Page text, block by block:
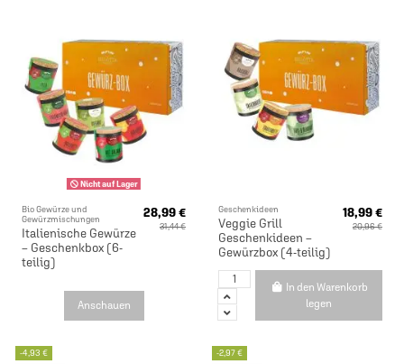
Nicht auf Lager
Bio Gewürze und
Gewürzmischungen
Italienische Gewürze
– Geschenkbox (6-
teilig)
28,99 €
31,44 €
Anschauen
Geschenkideen
Veggie Grill
Geschenkideen –
Gewürzbox (4-teilig)
18,99 €
20,96 €
In den Warenkorb
legen
-4,93 €
-2,97 €